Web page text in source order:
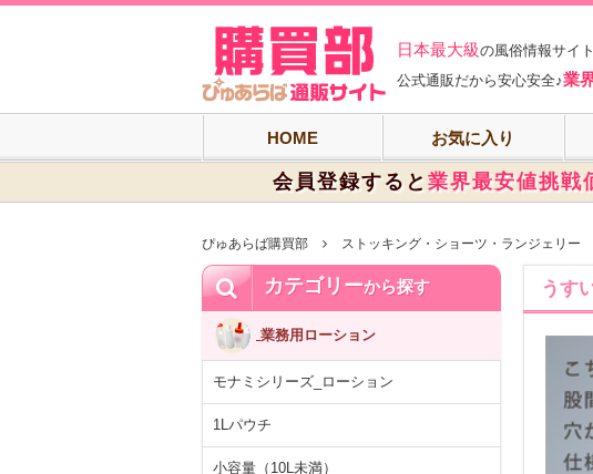
日本最大級の風俗情報サイ
公式通販だから安心安全♪業
HOME お気に入り
会員登録すると 業界最安値挑戦
ぴゅあらば購買部 ストッキング・ショーツ・ランジェリー
カテゴリーから探す
業務用ローション
モナミシリーズ_ローション
1Lパウチ
小容量（10L未満）
うす